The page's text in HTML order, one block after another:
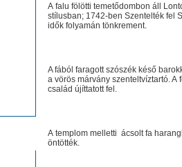
A falu fölötti temetődombon áll
stílusban; 1742-ben Szentelték fel
idők folyamán tönkrement.
A fából faragott szószék késő
a vörös márvány szenteltvíztartó.
család újíttatott fel.
A templom melletti ácsolt fa
öntötték.